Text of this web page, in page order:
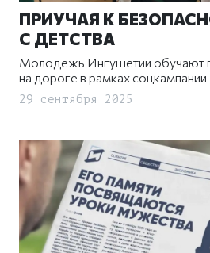
ПРИУЧАЯ К
С ДЕТСТВА
Молодежь Ингушетии обучают
на дороге в рамках соцкампании
29 сентября 2025